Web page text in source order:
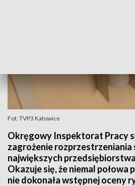
Fot. TVP3 Katowice
Okręgowy Inspektorat Pracy
zagrożenie rozprzestrzeniania
największych
Okazuje się, że niemal połowa
nie dokonała wstępnej oceny